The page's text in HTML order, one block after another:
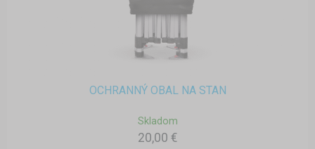
OCHRANNÝ OBAL NA STAN
Skladom
20,00 €